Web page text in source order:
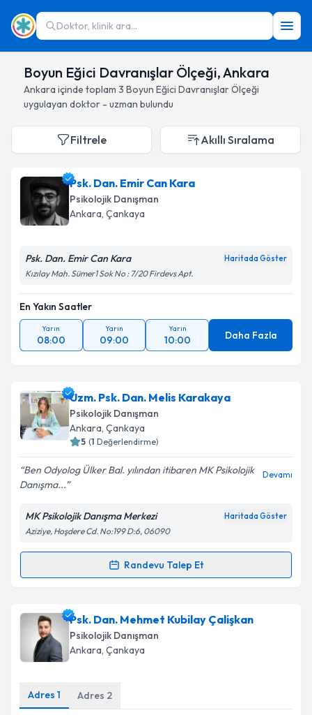
Doktor, klinik ara...
Boyun Eğici Davranışlar Ölçeği, Ankara
Ankara içinde toplam 3 Boyun Eğici Davranışlar Ölçeği
uygulayan doktor - uzman bulundu
Filtrele Akıllı Sıralama
Psk. Dan. Emir Can Kara
Psikolojik Danışman
Ankara, Çankaya
Psk. Dan. Emir Can Kara Haritada Göster
Kızılay Mah. Sümer1 Sok No : 7/20 Firdevs Apt.
En Yakın Saatler
Yarın
08:00
Yarın
09:00
Yarın
10:00 Daha Fazla
Uzm. Psk. Dan. Melis Karakaya
Psikolojik Danışman
Ankara, Çankaya
5 (1 Değerlendirme)
Ben Odyolog Ülker Bal. yılından itibaren MK Psikolojik
Danışma...
Devamı
MK Psikolojik Danışma Merkezi Haritada Göster
Aziziye, Hoşdere Cd. No:199 D:6, 06090
Randevu Talep Et
Randevu Takvimi Talebi
Uzm. Psk. Dan. Melis Karakayaiçin randevu takvimi
talebi oluşturun. Size bu uzmandan randevu almanız
için bir takvim hazırlandığında e-posta ile
bilgilendireceğiz.
Psk. Dan. Mehmet Kubilay Çalişkan
Psikolojik Danışman
Ankara, Çankaya
Adres 1 Adres 2